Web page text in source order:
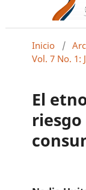
Inicio /
Vol. 7 No. 1:
El